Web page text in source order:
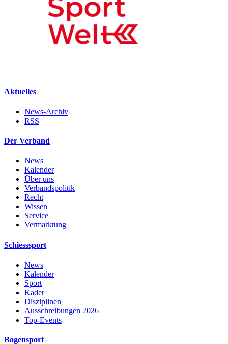
Aktuelles
News-Archiv
RSS
Der Verband
News
Kalender
Über uns
Verbandspolitik
Recht
Wissen
Service
Vermarktung
Schiesssport
News
Kalender
Sport
Kader
Disziplinen
Ausschreibungen 2026
Top-Events
Bogensport